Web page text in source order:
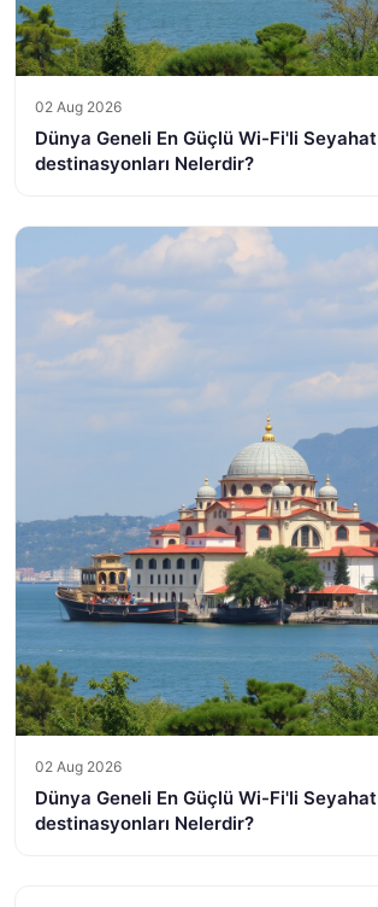
02 Aug 2026
Dünya Geneli En Güçlü Wi-Fi'li Seyahat
destinasyonları Nelerdir?
02 Aug 2026
Dünya Geneli En Güçlü Wi-Fi'li Seyahat
destinasyonları Nelerdir?